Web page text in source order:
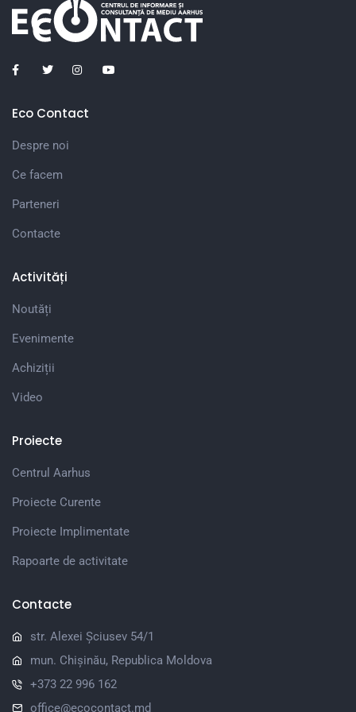
Eco Contact
Despre noi
Ce facem
Parteneri
Contacte
Activități
Noutăți
Evenimente
Achiziții
Video
Proiecte
Centrul Aarhus
Proiecte Curente
Proiecte Implimentate
Rapoarte de activitate
Contacte
str. Alexei Șciusev 54/1
mun. Chișinău, Republica Moldova
+373 22 996 162
office@ecocontact.md